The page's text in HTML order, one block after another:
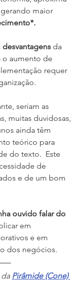
maior
desvantagens da
aumento de
requer
seriam as
muitas duvidosas,
ainda têm
teórico para
do texto.  Este
de
e de um bom
ouvido falar do
em
e em
dos negócios.
da Pirâmide (Cone)